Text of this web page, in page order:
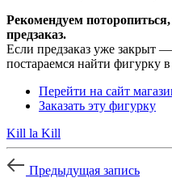
Рекомендуем
предзаказ.
Если предзаказ уже закрыт
постараемся найти фигурку
Перейти на сайт
Заказать эту фигурку
Kill la Kill
Предыдущая запись